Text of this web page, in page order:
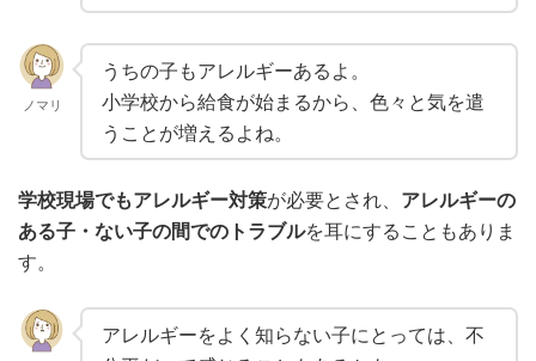
ノマリ
うちの子もアレルギーあるよ。
小学校から給食が始まるから、色々と気を遣
うことが増えるよね。
学校現場でもアレルギー対策が必要とされ、 アレルギーの
ある子・ない子の間でのトラブルを耳にすることもありま
す。
アレルギーをよく知らない子にとっては、不